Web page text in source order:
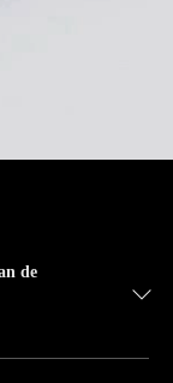
de